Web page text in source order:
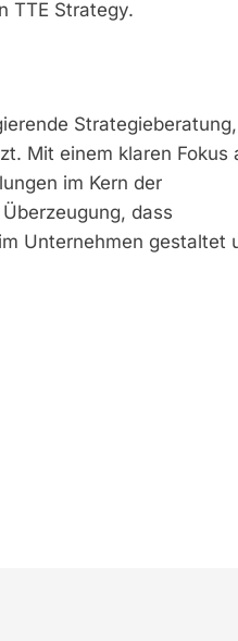
TTE Strategy.
Mit einem klaren Fokus
im Kern der
dass
Unternehmen gestaltet